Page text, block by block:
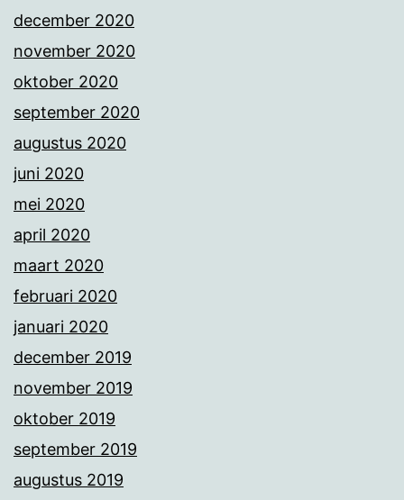
december 2020
november 2020
oktober 2020
september 2020
augustus 2020
juni 2020
mei 2020
april 2020
maart 2020
februari 2020
januari 2020
december 2019
november 2019
oktober 2019
september 2019
augustus 2019